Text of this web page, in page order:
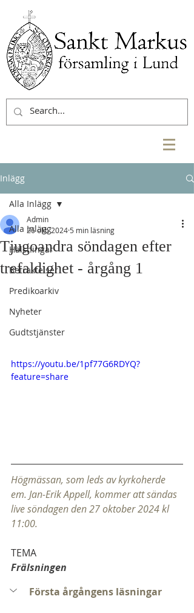
Inlägg
Alla Inlägg
Hälsningar
Betraktelser
Predikoarkiv
Nyheter
Gudtstjänster
Alla Inlägg
Tjugoandra söndagen efter
trefaldighet - årgång 1
Admin
26 okt. 2024 5 min läsning
https://youtu.be/1pf77G6RDYQ?
feature=share
Högmässan, som leds av kyrkoherde
em. Jan-Erik Appell, kommer att sändas
live söndagen den 27 oktober 2024 kl
11:00.
TEMA
Frälsningen
Första årgångens läsningar